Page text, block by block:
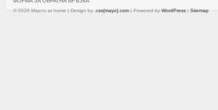
© 2026 Марто at home | Design by.css{mayo}.com| Powered byWordPress|Sitemap